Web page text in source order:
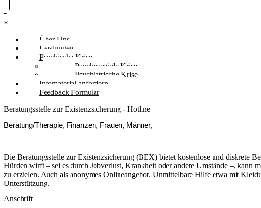
×
Über Uns
Leistungen
Psychische Krise
Psychosoziale Krise
Psychiatrische Krise
Infomaterial anfordern
Feedback Formular
Beratungsstelle zur Existenzsicherung - Hotline
Beratung/Therapie, Finanzen, Frauen, Männer,
Die Beratungsstelle zur Existenzsicherung (BEX) bietet kostenlose und diskrete
Hürden wirft – sei es durch Jobverlust, Krankheit oder andere Umstände –, kann
zu erzielen. Auch als anonymes Onlineangebot. Unmittelbare Hilfe etwa mit
Unterstützung.
Anschrift